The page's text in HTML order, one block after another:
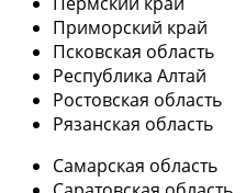
Приморский край
Псковская область
Республика Алтай
Ростовская область
Рязанская область
Самарская область